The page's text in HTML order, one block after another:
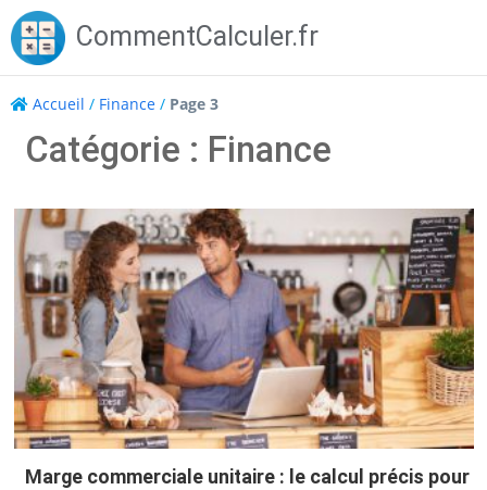
Skip
to
content
CommentCalculer.fr
Accueil / Finance / Page 3
Catégorie : Finance
Marge commerciale unitaire : le calcul précis pour